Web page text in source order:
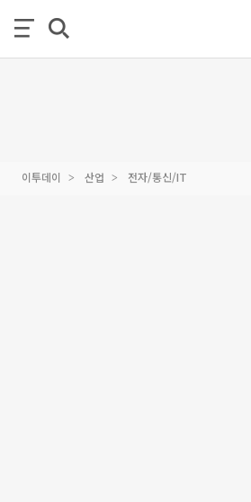
이투데이 산업 전자/통신/IT